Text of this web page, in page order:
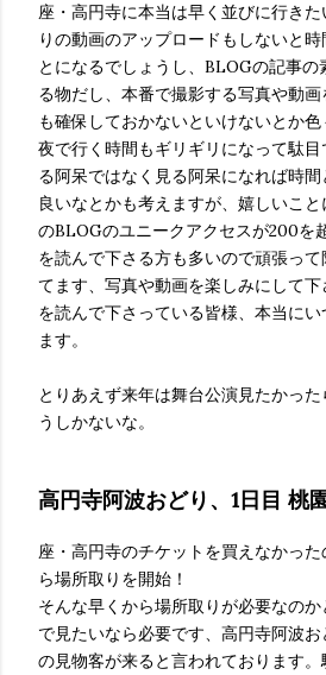
座・高円寺に本当は早く並びに行き
りの動画のアップロードもしないと
とになるでしょうし、BLOGの記事の
る物だし、本番で撮影する写真や動
も確保しておかないといけないとか
夜で行く時間もギリギリになって駄
る阿呆ではなく見る阿呆になれば時
良いなとかも考えますが、嬉しいこ
のBLOGのユニークアクセスが200を
を読んで下さる方も多いので頑張っ
てます、写真や動画を楽しみにして
を読んで下さっている皆様、本当に
ます。
とりあえず来年は舞台公演見たかっ
うしかないな。
高円寺阿波おどり、1日目 桃
座・高円寺のチケットを買えなかっ
ら場所取りを開始！
そんな早くから場所取りが必要なのか
で見たいなら必要です、高円寺阿波
の見物客が来ると言われております